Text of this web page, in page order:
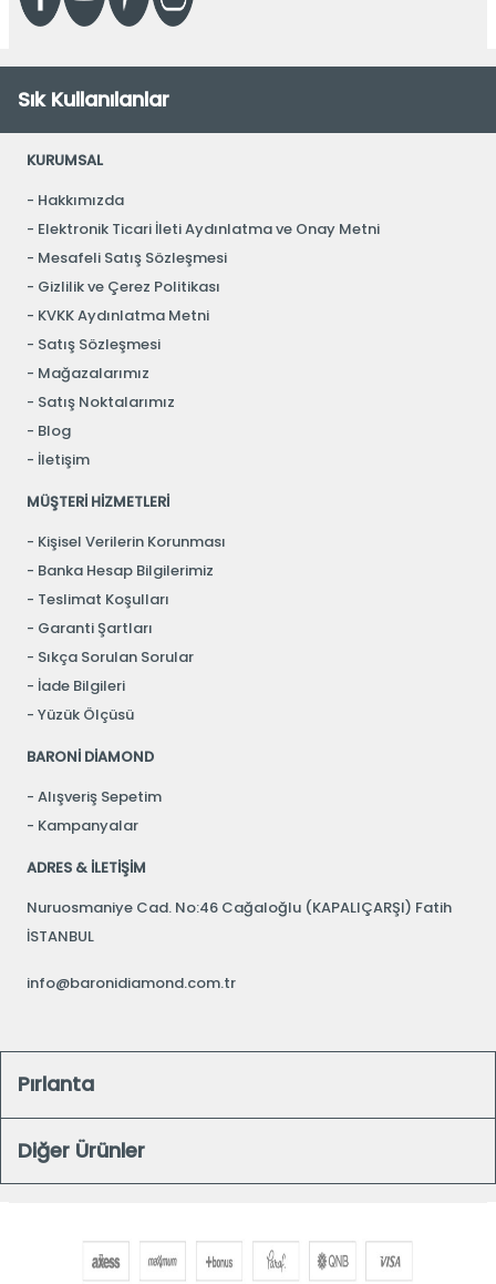
Sık Kullanılanlar
KURUMSAL
Hakkımızda
Elektronik Ticari İleti Aydınlatma ve Onay Metni
Mesafeli Satış Sözleşmesi
Gizlilik ve Çerez Politikası
KVKK Aydınlatma Metni
Satış Sözleşmesi
Mağazalarımız
Satış Noktalarımız
Blog
İletişim
MÜŞTERİ HİZMETLERİ
Kişisel Verilerin Korunması
Banka Hesap Bilgilerimiz
Teslimat Koşulları
Garanti Şartları
Sıkça Sorulan Sorular
İade Bilgileri
Yüzük Ölçüsü
BARONİ DİAMOND
Alışveriş Sepetim
Kampanyalar
ADRES & İLETİŞİM
Nuruosmaniye Cad. No:46 Cağaloğlu (KAPALIÇARŞI) Fatih
İSTANBUL
info@baronidiamond.com.tr
Pırlanta
Diğer Ürünler